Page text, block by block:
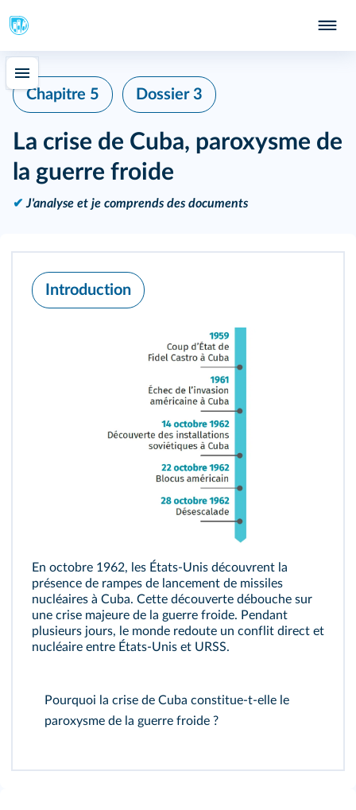
Chapitre 5 Dossier 3
La crise de Cuba, paroxysme de
la guerre froide
✔ J'analyse et je comprends des documents
Introduction
En octobre 1962, les États-Unis découvrent la
présence de rampes de lancement de missiles
nucléaires à Cuba. Cette découverte débouche sur
une crise majeure de la guerre froide. Pendant
plusieurs jours, le monde redoute un conflit direct et
nucléaire entre États-Unis et URSS.
Pourquoi la crise de Cuba constitue-t-elle le
paroxysme de la guerre froide ?